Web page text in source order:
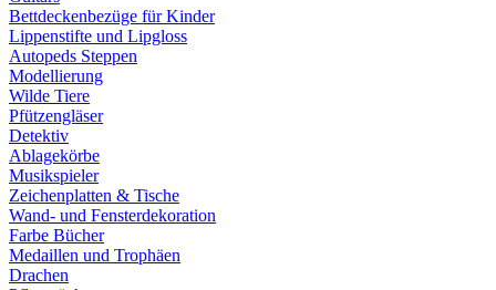
Bettdeckenbezüge für Kinder
Lippenstifte und Lipgloss
Autopeds Steppen
Modellierung
Wilde Tiere
Pfützengläser
Detektiv
Ablagekörbe
Musikspieler
Zeichenplatten & Tische
Wand- und Fensterdekoration
Farbe Bücher
Medaillen und Trophäen
Drachen